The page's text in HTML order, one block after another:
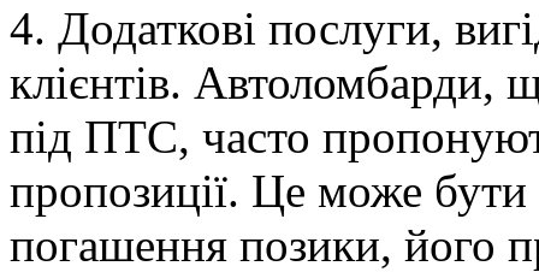
4. Додаткові послуги,
клієнтів. Автоломбарди,
під ПТС, часто
пропозиції. Це може
погашення позики, його